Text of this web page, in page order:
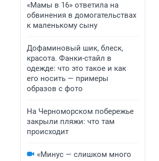
«Мамы в 16» ответила на
обвинения в домогательствах
к маленькому сыну
Дофаминовый шик, блеск,
красота. Фанки-стайл в
одежде: что это такое и как
его носить — примеры
образов с фото
На Черноморском побережье
закрыли пляжи: что там
происходит
«Минус — слишком много